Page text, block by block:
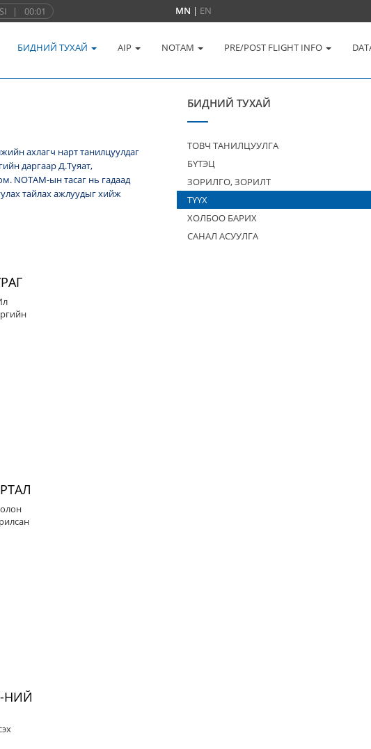
| 00:01 MN | EN
БИДНИЙ ТУХАЙ AIP NOTAM PRE/POST FLIGHT INFO
ахлагч нарт танилцуулдаг
даргаар Д.Туяат,
NOTAM-ын тасаг нь гадаад
тайлах ажлуудыг хийж
НИЙ
БИДНИЙ ТУХАЙ
ТОВЧ ТАНИЛЦУУЛГА
БҮТЭЦ
ЗОРИЛГО, ЗОРИЛТ
ТҮҮХ
ХОЛБОО БАРИХ
САНАЛ АСУУЛГА